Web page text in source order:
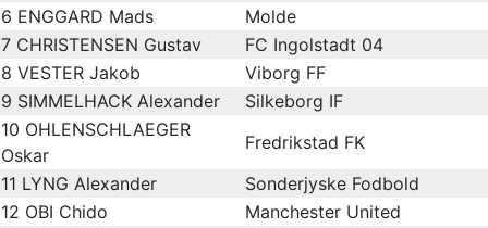
6 ENGGARD Mads
Molde
7 CHRISTENSEN Gustav
FC Ingolstadt 04
8 VESTER Jakob
Viborg FF
9 SIMMELHACK Alexander
Silkeborg IF
10 OHLENSCHLAEGER
Oskar
Fredrikstad FK
11 LYNG Alexander
Sonderjyske Fodbold
12 OBI Chido
Manchester United